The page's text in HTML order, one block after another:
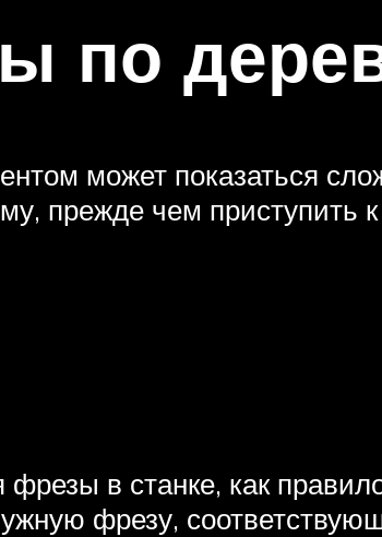
по
может показаться
прежде чем приступить
в станке, как
фрезу,